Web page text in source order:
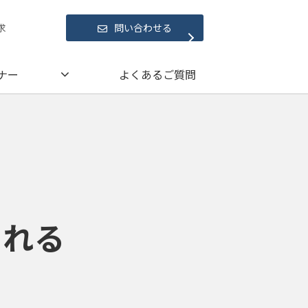
問い合わせる
ー よくあるご質問
る